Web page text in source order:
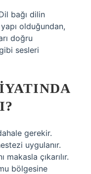
bağı dilin
olduğundan,
doğru
sesleri
gerekir.
uygulanır.
çıkarılır.
bölgesine